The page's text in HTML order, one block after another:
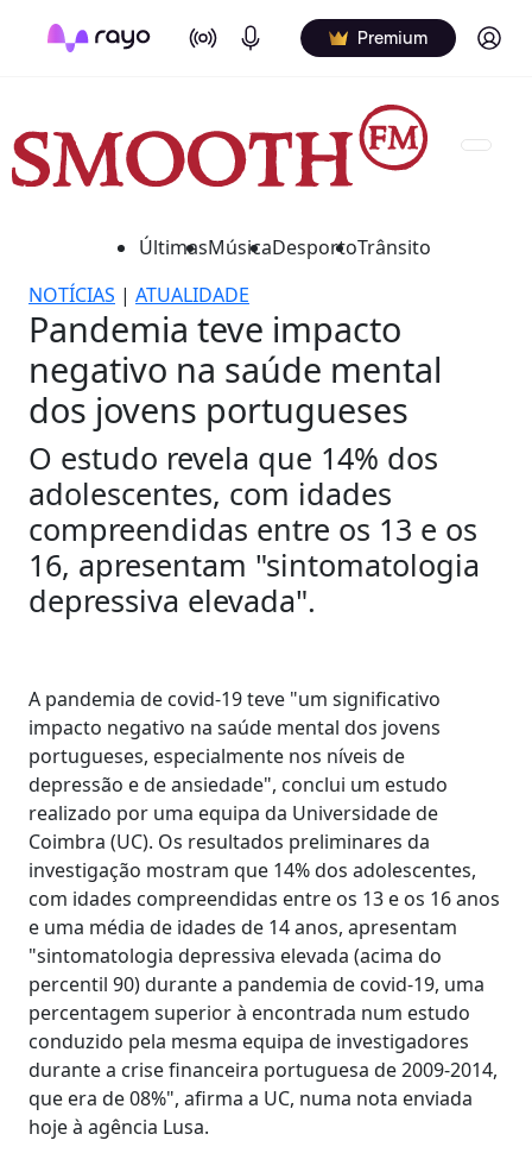
On Air Podcasts Premium Log in
ÚltimasMúsicaDesportoTrânsito
NOTÍCIAS | ATUALIDADE
Pandemia teve impacto
negativo na saúde mental
dos jovens portugueses
O estudo revela que 14% dos
adolescentes, com idades
compreendidas entre os 13 e os
16, apresentam "sintomatologia
depressiva elevada".
A pandemia de covid-19 teve "um significativo
impacto negativo na saúde mental dos jovens
portugueses, especialmente nos níveis de
depressão e de ansiedade", conclui um estudo
realizado por uma equipa da Universidade de
Coimbra (UC). Os resultados preliminares da
investigação mostram que 14% dos adolescentes,
com idades compreendidas entre os 13 e os 16 anos
e uma média de idades de 14 anos, apresentam
"sintomatologia depressiva elevada (acima do
percentil 90) durante a pandemia de covid-19, uma
percentagem superior à encontrada num estudo
conduzido pela mesma equipa de investigadores
durante a crise financeira portuguesa de 2009-2014,
que era de 08%", afirma a UC, numa nota enviada
hoje à agência Lusa.